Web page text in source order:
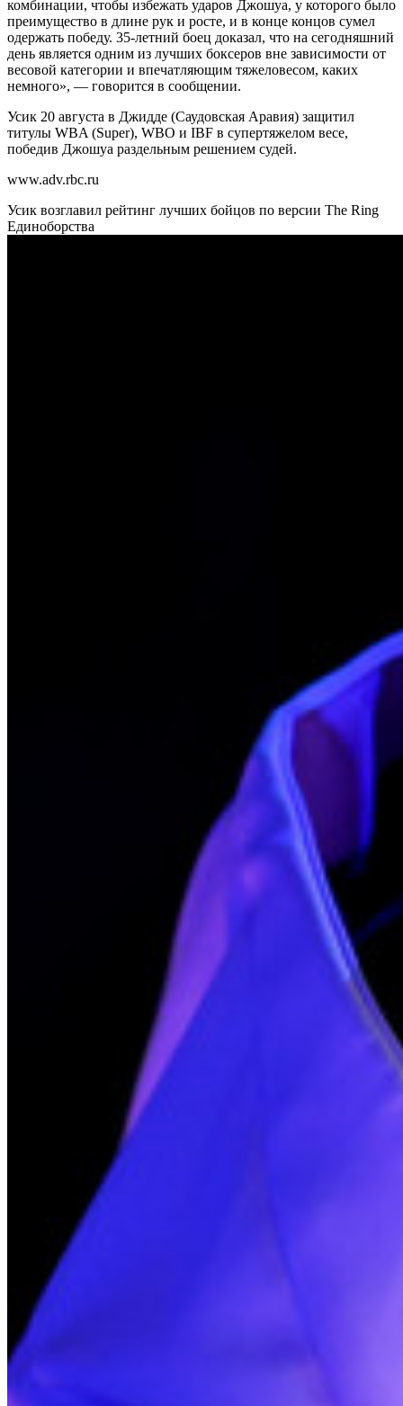
комбинации, чтобы избежать ударов Джошуа, у которого было
преимущество в длине рук и росте, и в конце концов сумел
одержать победу. 35-летний боец доказал, что на сегодняшний
день является одним из лучших боксеров вне зависимости от
весовой категории и впечатляющим тяжеловесом, каких
немного», — говорится в сообщении.
Усик 20 августа в Джидде (Саудовская Аравия) защитил
титулы WBA (Super), WBO и IBF в супертяжелом весе,
победив Джошуа раздельным решением судей.
www.adv.rbc.ru
Усик возглавил рейтинг лучших бойцов по версии The Ring
Единоборства